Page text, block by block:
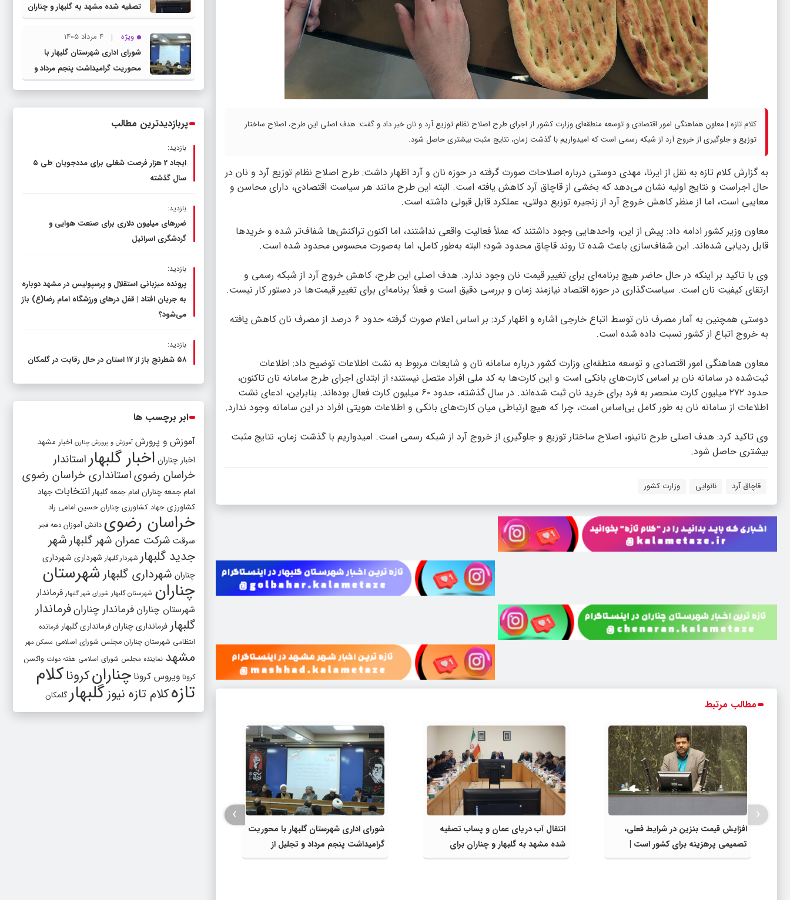
کلام تازه | معاون هماهنگی امور اقتصادی و توسعه منطقه‌ای وزارت کشور از اجرای طرح اصلاح نظام توزیع آرد و نان خبر داد و گفت: هدف اصلی این طرح، اصلاح ساختار
توزیع و جلوگیری از خروج آرد از شبکه‌ رسمی است که امیدواریم با گذشت زمان، نتایج مثبت بیشتری حاصل شود.
به گزارش کلام تازه به نقل از ایرنا، مهدی دوستی درباره اصلاحات صورت گرفته در حوزه نان و آرد اظهار داشت: طرح اصلاح نظام توزیع آرد و نان در
حال اجراست و نتایج اولیه نشان می‌دهد که بخشی از قاچاق آرد کاهش یافته است. البته این طرح مانند هر سیاست اقتصادی، دارای محاسن و
معایبی است، اما از منظر کاهش خروج آرد از زنجیره‌ توزیع دولتی، عملکرد قابل قبولی داشته است.
معاون وزیر کشور ادامه داد: پیش از این، واحدهایی وجود داشتند که عملاً فعالیت واقعی نداشتند، اما اکنون تراکنش‌ها شفاف‌تر شده و خریدها
قابل ردیابی‌ شده‌اند. این شفاف‌سازی باعث شده تا روند قاچاق محدود شود؛ البته به‌طور کامل، اما به‌صورت محسوس محدود شده است.
وی با تاکید بر اینکه در حال حاضر هیچ برنامه‌ای برای تغییر قیمت نان وجود ندارد. هدف اصلی این طرح، کاهش خروج آرد از شبکه‌ رسمی و
ارتقای کیفیت نان است. سیاست‌گذاری در حوزه‌ اقتصاد نیازمند زمان و بررسی دقیق است و فعلاً برنامه‌ای برای تغییر قیمت‌ها در دستور کار نیست.
دوستی همچنین به آمار مصرف نان توسط اتباع خارجی اشاره و اظهار کرد: بر اساس اعلام صورت گرفته حدود ۶ درصد از مصرف نان کاهش یافته
به خروج اتباع از کشور نسبت داده شده است.
معاون هماهنگی امور اقتصادی و توسعه منطقه‌ای وزارت کشور درباره‌ سامانه‌ نان و شایعات مربوط به نشت اطلاعات توضیح داد: اطلاعات
ثبت‌شده در سامانه‌ نان بر اساس کارت‌های بانکی است و این کارت‌ها به کد ملی افراد متصل نیستند؛ از ابتدای اجرای طرح سامانه نان تاکنون،
حدود ۲۷۲ میلیون کارت منحصر به‌ فرد برای خرید نان ثبت شده‌اند. در سال گذشته، حدود ۶۰ میلیون کارت فعال بوده‌اند. بنابراین، ادعای نشت
اطلاعات از سامانه نان به طور کامل بی‌اساس است، چرا که هیچ ارتباطی میان کارت‌های بانکی و اطلاعات هویتی افراد در این سامانه وجود ندارد.
وی تاکید کرد: هدف اصلی طرح نانینو، اصلاح ساختار توزیع و جلوگیری از خروج آرد از شبکه‌ رسمی است. امیدواریم با گذشت زمان، نتایج مثبت
بیشتری حاصل شود.
قاچاق آرد نانوایی وزارت کشور
مطالب مرتبط
افزایش قیمت بنزین در شرایط فعلی،
تصمیمی پرهزینه برای کشور است |
دولت، قاچاق سوخت و عوامل اصلی
انتقال آب دریای عمان و پساب تصفیه
شده مشهد به گلبهار و چناران برای
مصارف صنعتی و کشاورزی | لزوم تسریع
شورای اداری شهرستان گلبهار با محوریت
گرامیداشت پنجم مرداد و تجلیل از
خادمان عرصه نماز برگزار شد
‹
›
تصفیه شده مشهد به گلبهار و چناران
برای مصارف صنعتی و کشاورزی |
لزوم تسریع در اجرای پروژه‌های قطار
و آزادراه مشهد- گلبهار- چناران
ویژه
4 مرداد 1405
شورای اداری شهرستان گلبهار با
محوریت گرامیداشت پنجم مرداد و
تجلیل از خادمان عرصه نماز برگزار شد
پربازدیدترین مطالب
بازدید:
ایجاد 2 هزار فرصت شغلی برای مددجویان طی ۵
سال گذشته
بازدید:
ضررهای میلیون دلاری برای صنعت هوایی و
گردشگری اسرائیل
بازدید:
پرونده میزبانی استقلال و پرسپولیس در مشهد دوباره
به جریان افتاد | قفل در‌های ورزشگاه امام رضا(ع) باز
می‌شود؟
بازدید:
۵۸ شطرنج‌ باز از ۱۷ استان در حال رقابت در گلمکان
ابر برچسب ها
آموزش و پرورش آموزش و پرورش چنارن اخبار مشهد
اخبار چناران اخبار گلبهار استاندار
خراسان رضویاستانداری خراسان رضوی
امام جمعه چناران امام جمعه گلبهار انتخابات جهاد
کشاورزی جهاد کشاورزی چناران حسین امامی راد
خراسان رضوی دانش آموزان دهه فجر
سرقت شرکت عمران شهر گلبهارشهر
جدید گلبهار شهردار گلبهار شهرداری شهرداری
چناران شهرداری گلبهار شهرستان
چناران شهرستان گلبهار شورای شهر گلبهار فرماندار
شهرستان چناران فرماندار چنارانفرماندار
گلبهار فرمانداری چنارانفرمانداری گلبهار فرمانده
انتظامی شهرستان چناران مجلس شورای اسلامی مسکن مهر
مشهد نماینده مجلس شورای اسلامی هفته دولت واکسن
کرونا ویروس کرونا چنارانکروناکلام
تازهکلام تازه نیوزگلبهارگلمکان